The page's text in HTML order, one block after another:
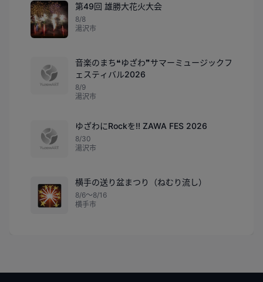
第49回 雄勝大花火大会
8/8
湯沢市
音楽のまち❝ゆざわ❞サマーミュージックフ
ェスティバル2026
8/9
湯沢市
ゆざわにRockを!! ZAWA FES 2026
8/30
湯沢市
🎇
横手の送り盆まつり（ねむり流し）
8/6〜8/16
横手市